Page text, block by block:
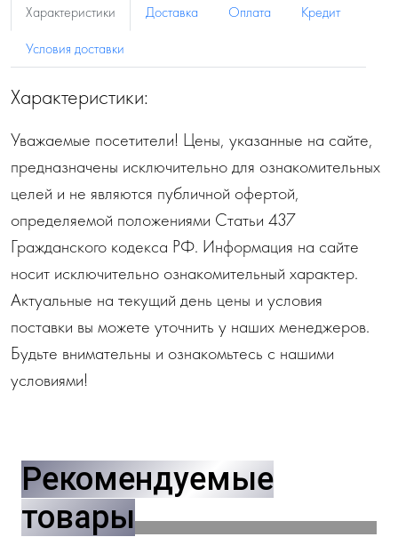
Характеристики Доставка Оплата
Кредит
Условия доставки
Характеристики:
Уважаемые посетители! Цены, указанные на сайте,
предназначены исключительно для ознакомительных
целей и не являются публичной офертой,
определяемой положениями Статьи 437
Гражданского кодекса РФ. Информация на сайте
носит исключительно ознакомительный характер.
Актуальные на текущий день цены и условия
поставки вы можете уточнить у наших менеджеров.
Будьте внимательны и ознакомьтесь с нашими
условиями!
Рекомендуемые
товары